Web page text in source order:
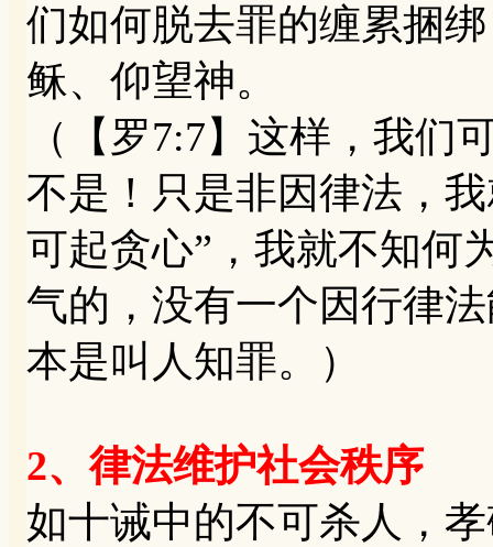
们如何脱去罪的缠累捆
稣、仰望神。
（【罗7:7】这样，我们
不是！只是非因律法，
可起贪心”，我就不知何
气的，没有一个因行律
本是叫人知罪。）
2、律法维护社会秩序
如十诫中的不可杀人，